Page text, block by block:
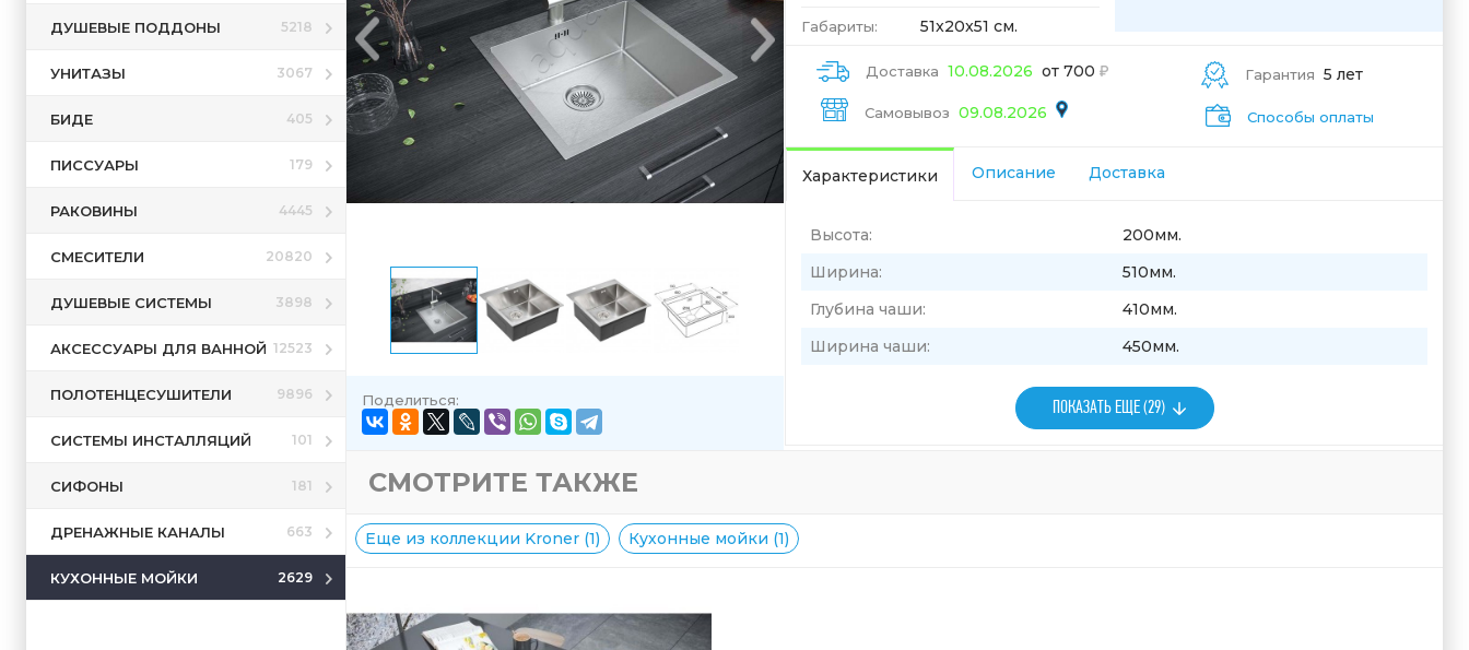
ДУШЕВЫЕ ПОДДОНЫ 5218
УНИТАЗЫ 3067
БИДЕ 405
ПИССУАРЫ 179
РАКОВИНЫ 4445
СМЕСИТЕЛИ 20820
ДУШЕВЫЕ СИСТЕМЫ 3898
АКСЕССУАРЫ ДЛЯ ВАННОЙ 12523
ПОЛОТЕНЦЕСУШИТЕЛИ 9896
СИСТЕМЫ ИНСТАЛЛЯЦИЙ 101
СИФОНЫ 181
ДРЕНАЖНЫЕ КАНАЛЫ 663
КУХОННЫЕ МОЙКИ 2629
Поделиться:
Габариты: 51x20x51 см.
Доставка 10.08.2026 от 700
Самовывоз 09.08.2026
Гарантия 5 лет
Способы оплаты
Характеристики Описание Доставка
Высота:
200мм.
Ширина:
510мм.
Глубина чаши:
410мм.
Ширина чаши:
450мм.
ПОКАЗАТЬ ЕЩЕ (29)
СМОТРИТЕ ТАКЖЕ
Еще из коллекции Kroner (1) Кухонные мойки (1)